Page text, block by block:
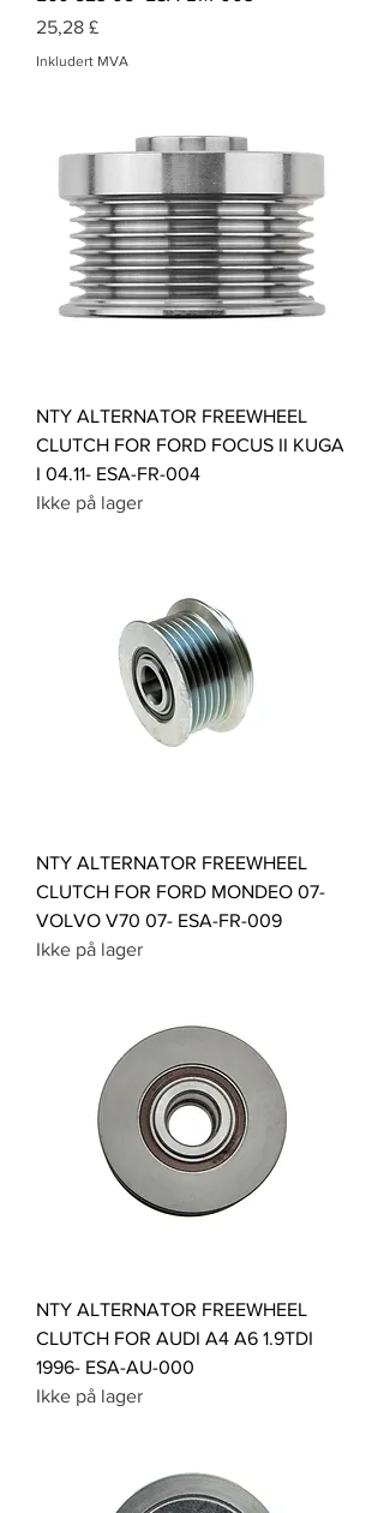
Pris
25,28 £
Inkludert MVA
NTY ALTERNATOR FREEWHEEL
CLUTCH FOR FORD FOCUS II KUGA
I 04.11- ESA-FR-004
Ikke på lager
NTY ALTERNATOR FREEWHEEL
CLUTCH FOR FORD MONDEO 07-
VOLVO V70 07- ESA-FR-009
Ikke på lager
NTY ALTERNATOR FREEWHEEL
CLUTCH FOR AUDI A4 A6 1.9TDI
1996- ESA-AU-000
Ikke på lager